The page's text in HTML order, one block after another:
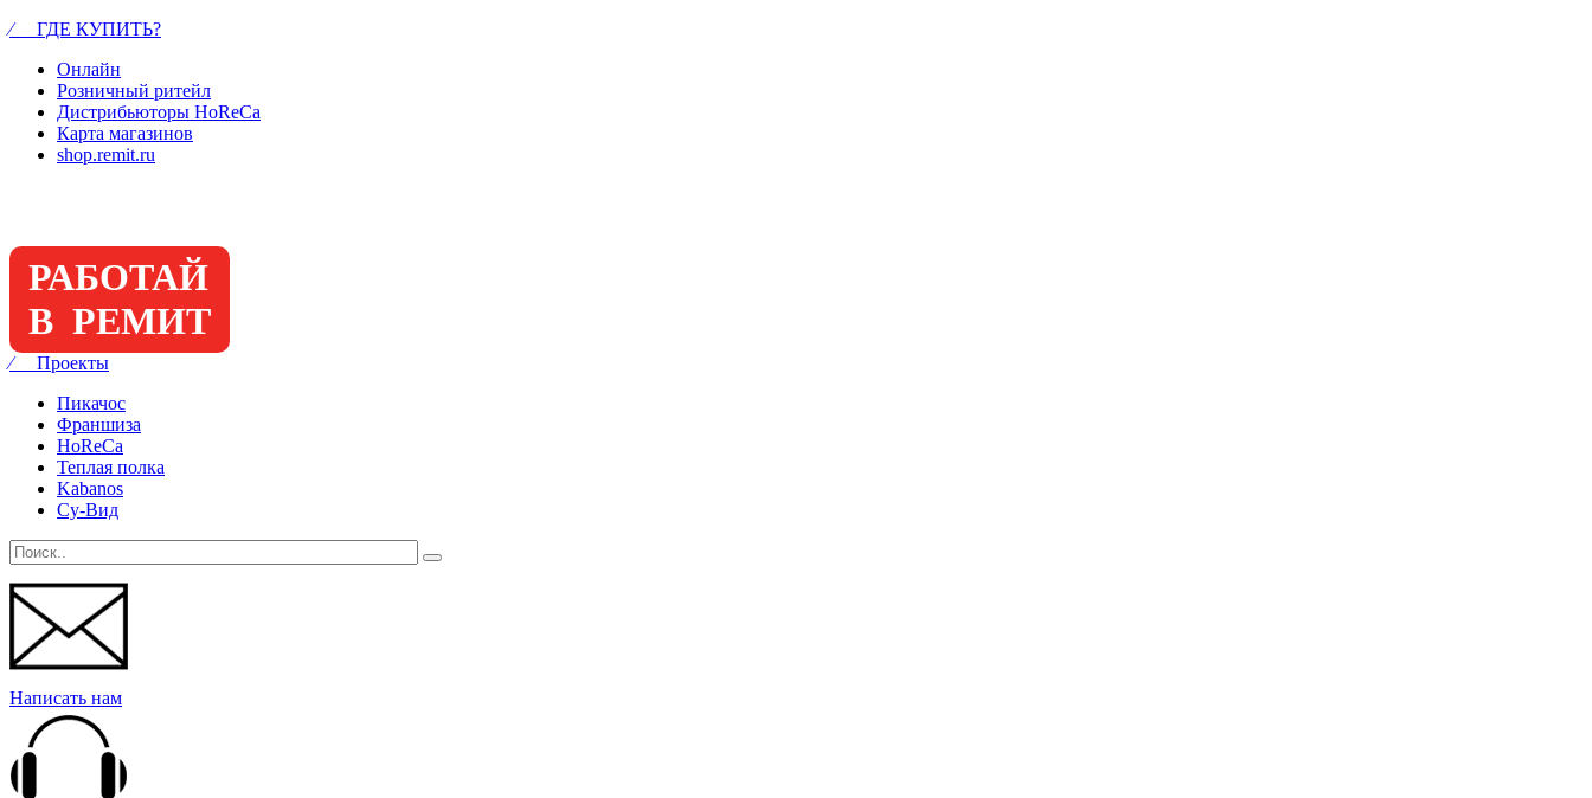
⁄ ГДЕ КУПИТЬ?
Онлайн
Розничный ритейл
Дистрибьюторы HoReCa
Карта магазинов
shop.remit.ru
РАБОТАЙ
В РЕМИТ
⁄ Проекты
Пикачос
Франшиза
HoReCa
Теплая полка
Kabanos
Су-Вид
Написать нам